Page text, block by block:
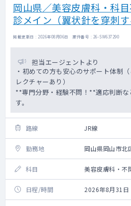
岡山県／美容皮膚科・科
診メイン（翼状針を穿刺す
掲載更新日 : 2026年08月06日 案件番号 : 26-SW637290
担当エージェントより
・初めての方も安心のサポート体制
レクチャーあり）
**専門分野・経験不問！**適応判断
す。
路線 JR線
勤務地 岡山県岡山市北
科目 美容皮膚科・不
日程/時間 2026年8月31